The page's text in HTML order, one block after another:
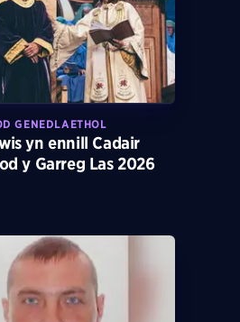
GENEDLAETHOL
yn ennill Cadair
y Garreg Las 2026